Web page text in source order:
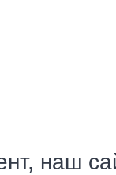
наш